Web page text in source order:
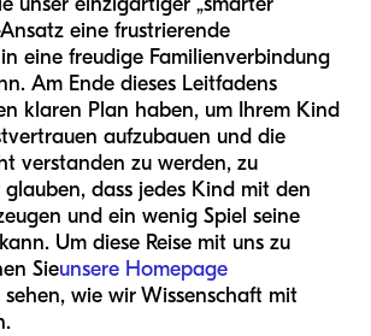
eine frustrierende
eine freudige Familienverbindung
Am Ende dieses Leitfadens
klaren Plan haben, um Ihrem Kind
aufzubauen und die
verstanden zu werden, zu
dass jedes Kind mit den
und ein wenig Spiel seine
Um diese Reise mit uns zu
Sieunsere Homepage
sehen, wie wir Wissenschaft mit